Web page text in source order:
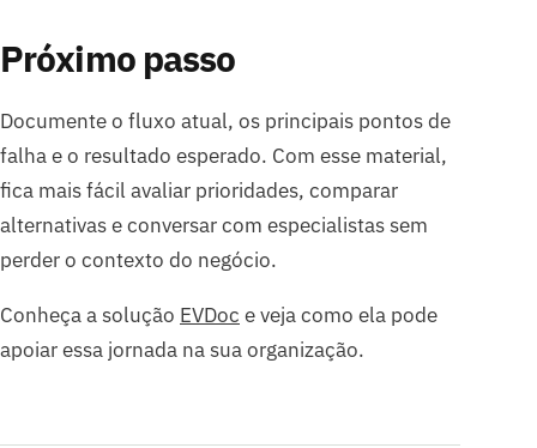
Próximo passo
Documente o fluxo atual, os principais pontos de
falha e o resultado esperado. Com esse material,
fica mais fácil avaliar prioridades, comparar
alternativas e conversar com especialistas sem
perder o contexto do negócio.
Conheça a solução EVDoc e veja como ela pode
apoiar essa jornada na sua organização.